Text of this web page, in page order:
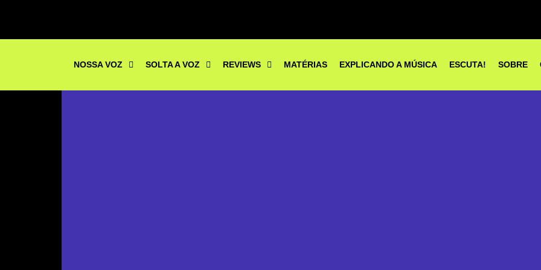
NOSSA VOZ SOLTA A VOZ REVIEWS MATÉRIAS EXPLICANDO A MÚSICA ESCUTA! SOBRE